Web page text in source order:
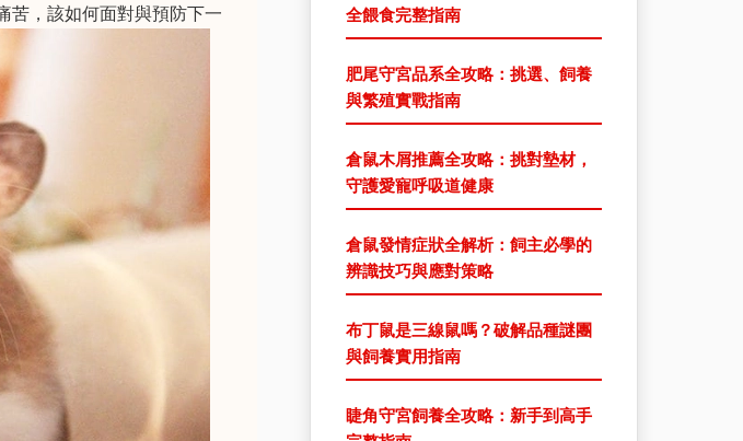
苦，該如何面對與預防下一
全餵食完整指南
肥尾守宮品系全攻略：挑選、飼養
與繁殖實戰指南
倉鼠木屑推薦全攻略：挑對墊材，
守護愛寵呼吸道健康
倉鼠發情症狀全解析：飼主必學的
辨識技巧與應對策略
布丁鼠是三線鼠嗎？破解品種謎團
與飼養實用指南
睫角守宮飼養全攻略：新手到高手